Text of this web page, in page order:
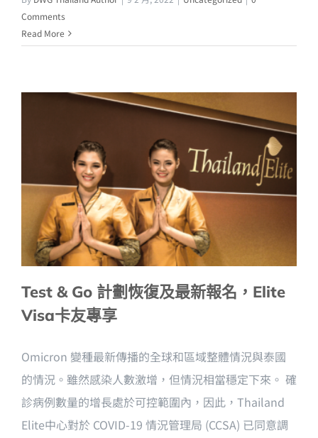
Comments
Read More
Test & Go 計劃恢復及最新報名，Elite
Visa卡友專享
Omicron 變種最新傳播的全球和區域整體情況與泰國
的情況。雖然感染人數激增，但情況相當穩定下來。 確
診病例數量的增長處於可控範圍內，因此，Thailand
Elite中心對於 COVID-19 情況管理局 (CCSA) 已同意調